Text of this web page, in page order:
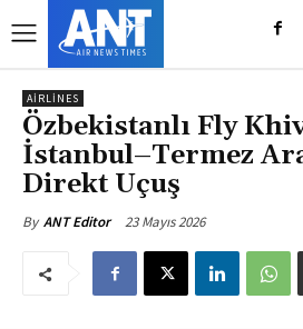
AIRLINES
Özbekistanlı Fly
İstanbul–Termez
Direkt Uçuş
By ANT Editor 23 Mayıs 2026